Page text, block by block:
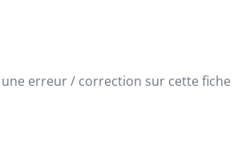
erreur / correction sur cette fiche